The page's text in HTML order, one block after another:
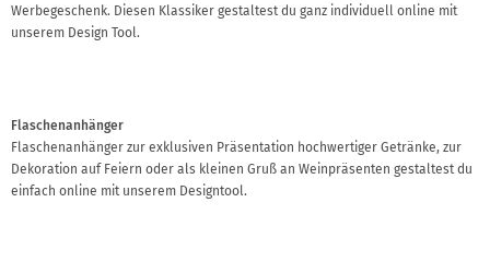
Werbegeschenk. Diesen Klassiker gestaltest du ganz individuell online mit
unserem Design Tool.
Flaschenanhänger
Flaschenanhänger zur exklusiven Präsentation hochwertiger Getränke, zur
Dekoration auf Feiern oder als kleinen Gruß an Weinpräsenten gestaltest du
einfach online mit unserem Designtool.